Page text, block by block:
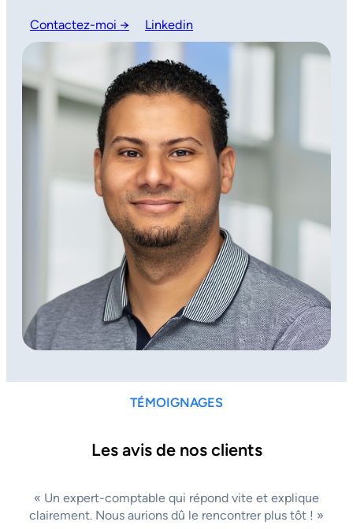
Contactez-moi → Linkedin
TÉMOIGNAGES
Les avis de nos clients
« Un expert-comptable qui répond vite et explique
clairement. Nous aurions dû le rencontrer plus tôt ! »